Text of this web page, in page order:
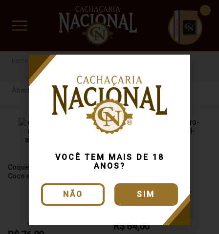
VOCÊ TEM MAIS DE 18
ANOS?
NÃO SIM
www.cachacarianacional.com.br
CUIDADO FRÁGIL
Licor Frutas
Coquetel Harmonie Schnaps
Coco e Abacaxi 500ml
Licor Fino Coqueiro de
Abacaxi 500ml
R$ 64,00